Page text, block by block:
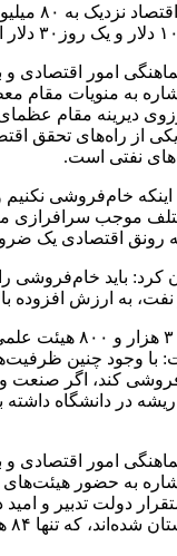
محمدزاده
امور اقتصادی و
به منویات مقام
دیرینه مقام
از راه‌های تحقق
نفتی است.
اینکه خام‌فروشی
موجب سرافرازی
رونق اقتصادی یک
کرد: باید خام‌فروشی
نفت، به ارزش افزوده
وی با اشاره به وجود
با وجود چنین
کند، اگر صنعت
در دانشگاه داشته
امور اقتصادی و
اشاره به حضور